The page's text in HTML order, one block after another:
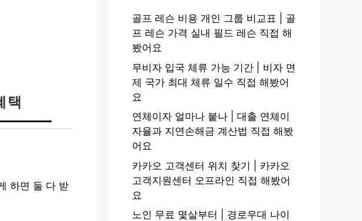
택
하면 둘 다 받
골프 레슨 비용 개인 그룹 비교표 | 골
프 레슨 가격 실내 필드 레슨 직접 해
봤어요
무비자 입국 체류 가능 기간 | 비자 면
제 국가 최대 체류 일수 직접 해봤어
요
연체이자 얼마나 붙나 | 대출 연체이
자율과 지연손해금 계산법 직접 해봤
어요
카카오 고객센터 위치 찾기 | 카카오
고객지원센터 오프라인 직접 해봤어
요
노인 무료 몇살부터 | 경로우대 나이